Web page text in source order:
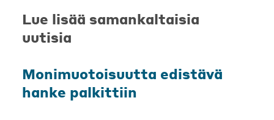
Lue lisää samankaltaisia
uutisia
Monimuotoisuutta edistävä
hanke palkittiin